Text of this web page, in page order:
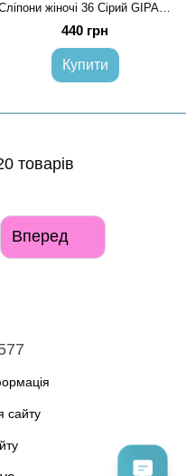
Сліпони жіночі 36 Сірий GIPANIS (710613-36)
440 грн
Купити
товарів
Вперед
сайту